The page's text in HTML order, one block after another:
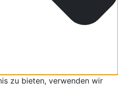
zu bieten, verwenden wir